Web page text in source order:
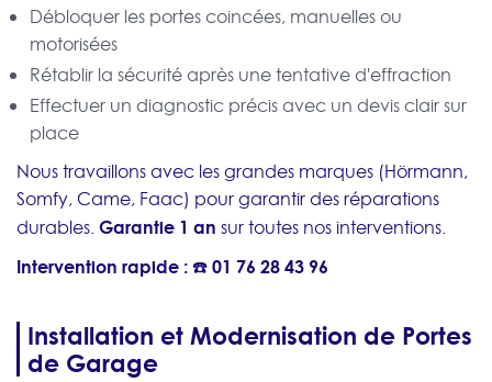
Débloquer les portes coincées, manuelles ou
motorisées
Rétablir la sécurité après une tentative d'effraction
Effectuer un diagnostic précis avec un devis clair sur
place
Nous travaillons avec les grandes marques (Hörmann,
Somfy, Came, Faac) pour garantir des réparations
durables.Garantie 1 an sur toutes nos interventions.
Intervention rapide : ☎️01 76 28 43 96
Installation et Modernisation de Portes
de Garage